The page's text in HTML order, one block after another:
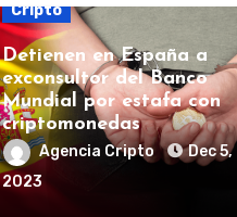
Cripto
Detienen en España a
exconsultor del Banco
Mundial por estafa con
criptomonedas
Agencia Cripto
Dec 5,
2023